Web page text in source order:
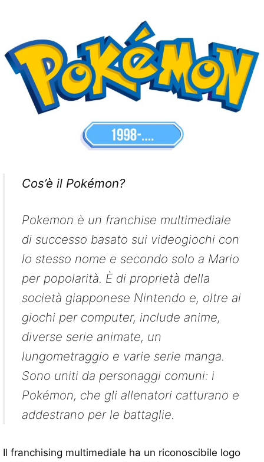
Cos’è il Pokémon?
Pokemon è un franchise multimediale
di successo basato sui videogiochi con
lo stesso nome e secondo solo a Mario
per popolarità. È di proprietà della
società giapponese Nintendo e, oltre ai
giochi per computer, include anime,
diverse serie animate, un
lungometraggio e varie serie manga.
Sono uniti da personaggi comuni: i
Pokémon, che gli allenatori catturano e
addestrano per le battaglie.
Il franchising multimediale ha un riconoscibile logo